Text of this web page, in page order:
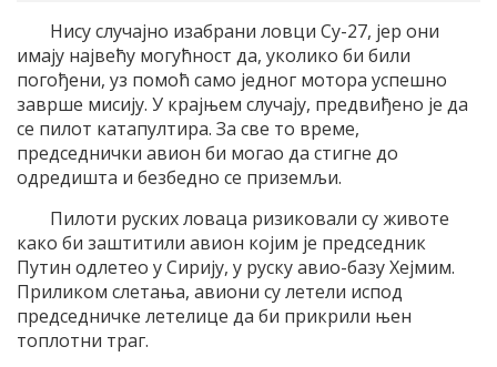
Нису случајно изабрани ловци Су-27, јер они
имају највећу могућност да, уколико би били
погођени, уз помоћ само једног мотора успешно
заврше мисију. У крајњем случају, предвиђено је да
се пилот катапултира. За све то време,
председнички авион би могао да стигне до
одредишта и безбедно се приземљи.
Пилоти руских ловаца ризиковали су животе
како би заштитили авион којим је председник
Путин одлетео у Сирију, у руску авио-базу Хејмим.
Приликом слетања, авиони су летели испод
председничке летелице да би прикрили њен
топлотни траг.